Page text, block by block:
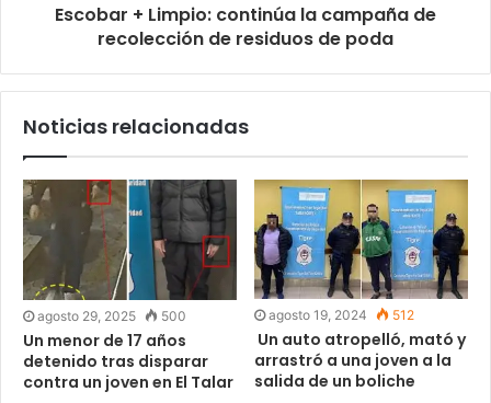
Escobar + Limpio: continúa la campaña de
recolección de residuos de poda
Noticias relacionadas
agosto 29, 2025 500
Un menor de 17 años
detenido tras disparar
contra un joven en El Talar
agosto 19, 2024 512
Un auto atropelló, mató y
arrastró a una joven a la
salida de un boliche